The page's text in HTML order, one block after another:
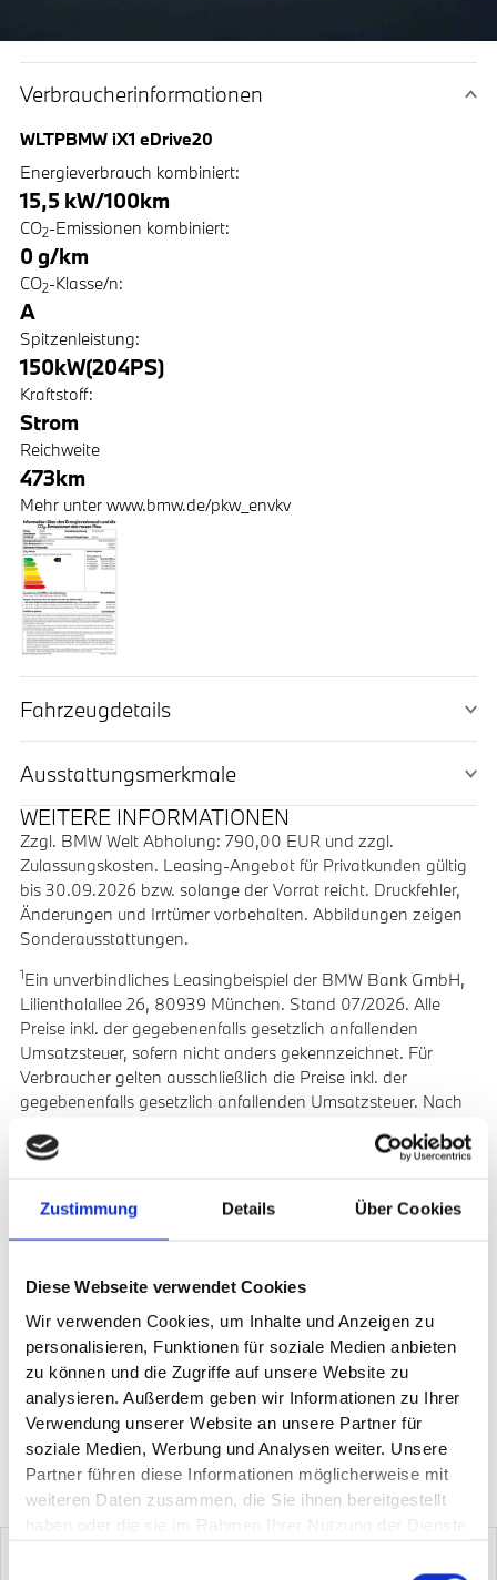
Zustimmung Details Über Cookies
Diese Webseite verwendet Cookies
Wir verwenden Cookies, um Inhalte und Anzeigen zu
personalisieren, Funktionen für soziale Medien anbieten
zu können und die Zugriffe auf unsere Website zu
analysieren. Außerdem geben wir Informationen zu Ihrer
Verwendung unserer Website an unsere Partner für
soziale Medien, Werbung und Analysen weiter. Unsere
Partner führen diese Informationen möglicherweise mit
weiteren Daten zusammen, die Sie ihnen bereitgestellt
Verbraucher­informationen
WLTPBMW iX1 eDrive20
Energieverbrauch kombiniert:
15,5 kW/100km
CO2-Emissionen kombiniert:
0 g/km
CO2-Klasse/n:
A
Spitzenleistung:
150kW(204PS)
Kraftstoff:
Strom
Reichweite
473km
Mehr unter www.bmw.de/pkw_envkv
Fahrzeugdetails
Ausstattungs­merkmale
WEITERE INFORMATIONEN
Zzgl. BMW Welt Abholung: 790,00 EUR und zzgl.
Zulassungskosten. Leasing-Angebot für Privatkunden gültig
bis 30.09.2026 bzw. solange der Vorrat reicht. Druckfehler,
Änderungen und Irrtümer vorbehalten. Abbildungen zeigen
Sonderausstattungen.
1Ein unverbindliches Leasingbeispiel der BMW Bank GmbH,
Lilienthalallee 26, 80939 München. Stand 07/2026. Alle
Preise inkl. der gegebenenfalls gesetzlich anfallenden
Umsatzsteuer, sofern nicht anders gekennzeichnet. Für
Verbraucher gelten ausschließlich die Preise inkl. der
gegebenenfalls gesetzlich anfallenden Umsatzsteuer. Nach
Fahrzeug eine Vollkaskoversicherung abzuschließen. Wir
ausschließlich an die BMW Bank GmbH, Lilienthalallee 26,
80939 München.
Deutschland
3Preisvorteil im Vergleich zur unverbindlichen
Preisempfehlung des Herstellers, Preisliste Deutschland
Weitere Angebote